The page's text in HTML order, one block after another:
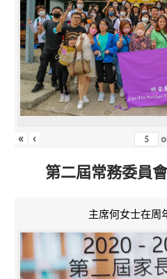
« ‹
第二屆常務委員
主席何女士在周